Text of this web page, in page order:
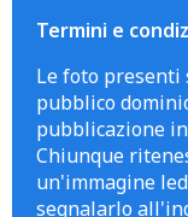
Termini e
Le foto presenti
pubblico
pubblicazione
Chiunque
un'immagine
segnalarlo